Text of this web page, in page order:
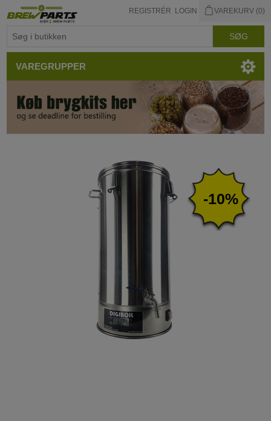
REGISTRÉR LOGIN VAREKURV (0)
VAREGRUPPER
-10%